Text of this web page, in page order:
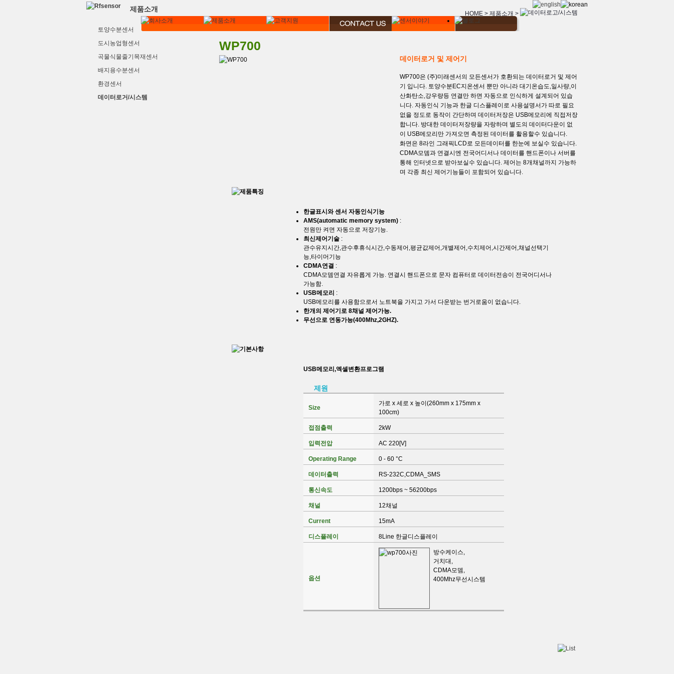
제품소개
토양수분센서
도시농업형센서
곡물식물줄기목재센서
배지용수분센서
환경센서
데이터로거/시스템
HOME > 제품소개 >
WP700
데이터로거 및 제어기
WP700은 (주)미래센서의 모든센서가 호환되는 데이터로거 및 제어
기 입니다. 토양수분EC지온센서 뿐만 아니라 대기온습도,일사량,이
산화탄소,강우량등 연결만 하면 자동으로 인식하게 설계되어 있습
니다. 자동인식 기능과 한글 디스플레이로 사용설명서가 따로 필요
없을 정도로 동작이 간단하며 데이터저장은 USB메모리에 직접저장
합니다. 방대한 데이터저장량을 자랑하며 별도의 데이터다운이 없
이 USB메모리만 가져오면 측정된 데이터를 활용할수 있습니다.
화면은 8라인 그래픽LCD로 모든데이터를 한눈에 보실수 있습니다.
CDMA모뎀과 연결시엔 전국어디서나 데이터를 핸드폰이나 서버를
통해 인터넷으로 받아보실수 있습니다. 제어는 8개채널까지 가능하
며 각종 최신 제어기능들이 포함되어 있습니다.
한글표시와 센서 자동인식기능
AMS(automatic memory system) :
전원만 켜면 자동으로 저장기능.
최신제어기술 :
관수유지시간,관수후휴식시간,수동제어,평균값제어,개별제어,수치제어,시간제어,채널선택기
능,타이머기능
CDMA연결 :
CDMA모뎀연결 자유롭게 가능. 연결시 핸드폰으로 문자 컴퓨터로 데이터전송이 전국어디서나
가능함.
USB메모리 :
USB메모리를 사용함으로서 노트북을 가지고 가서 다운받는 번거로움이 없습니다.
한개의 제어기로 8채널 제어가능.
무선으로 연동가능(400Mhz,2GHZ).
USB메모리,엑셀변환프로그램
제원
Size
가로 x 세로 x 높이(260mm x 175mm x
100cm)
접점출력 2kW
입력전압 AC 220[V]
Operating Range 0 - 60 °C
데이터출력 RS-232C,CDMA_SMS
통신속도 1200bps ~ 56200bps
채널 12채널
Current 15mA
디스플레이 8Line 한글디스플레이
옵션
방수케이스,
거치대,
CDMA모뎀,
400Mhz무선시스템